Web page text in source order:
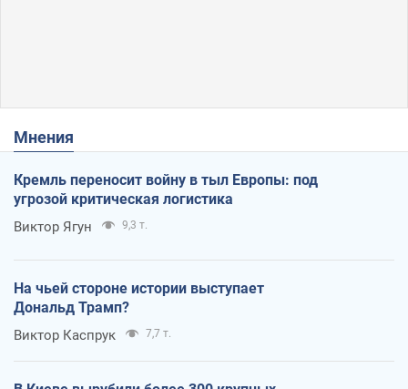
Мнения
Кремль переносит войну в тыл Европы: под
угрозой критическая логистика
Виктор Ягун 9,3 т.
На чьей стороне истории выступает
Дональд Трамп?
Виктор Каспрук 7,7 т.